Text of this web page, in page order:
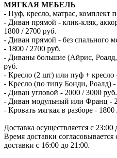
МЯГКАЯ МЕБЕЛЬ
- Пуф, кресло, матрас, комплект
- Диван прямой - клик-кляк,
1800 / 2700 руб.
- Диван прямой - без спального
- 1800 / 2700 руб.
- Диваны большие (Айрис,
руб.
- Кресло (2 шт) или пуф + кресло
- Кресло (по типу Бонди, Роалд) -
- Диван угловой - 2000 / 3000 руб.
- Диван модульный или Франц -
- Кровать мягкая в разборе - 1800
Доставка осуществляется с 23:00
Время доставки согласовывается
доставки с 16:00 до 21:00.